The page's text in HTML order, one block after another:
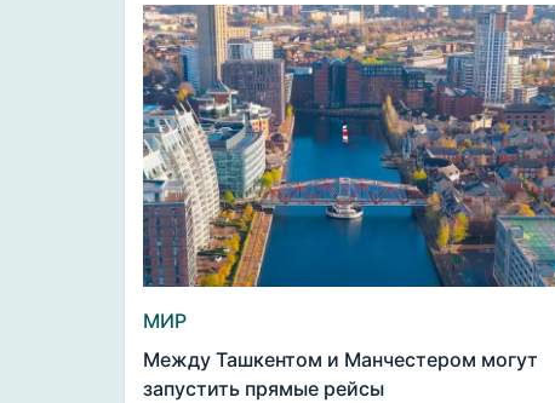
МИР
Между Ташкентом и Манчестером могут
запустить прямые рейсы